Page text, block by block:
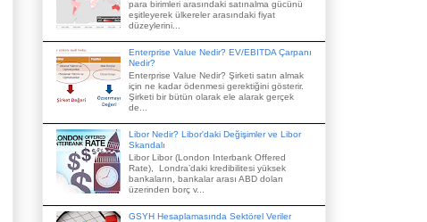
para birimleri arasındaki satınalma gücünü
eşitleyerek ülkereler arasındaki fiyat
düzeylerini...
Enterprise Value Nedir? EV/EBITDA Çarpanı
Nedir?
Enterprise Value Nedir? Şirketi satın almak
için ne kadar ödenmesi gerektiğini gösterir.
Şirketi bir bütün olarak ele alarak gerçek
de...
Libor Nedir? Libor'daki Değişimler ve Libor
Skandalı
Libor Libor (London Interbank Offered
Rate), Londra’daki kredibilitesi yüksek
bankaların, bankalar arası ABD doları
üzerinden borç v...
GSYH Hesaplamasında Sektörel Veriler